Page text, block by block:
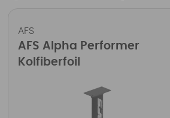
AFS
AFS Alpha Performer
Kolfiberfoil